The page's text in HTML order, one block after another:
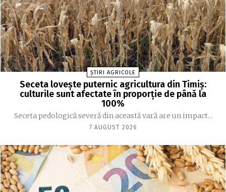
ȘTIRI AGRICOLE
Seceta lovește puternic agricultura din Timiș:
culturile sunt afectate în proporție de până la
100%
Seceta pedologică severă din această vară are un impact...
7 AUGUST 2026